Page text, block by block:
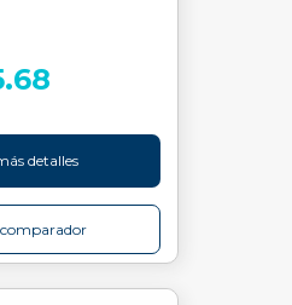
detalles